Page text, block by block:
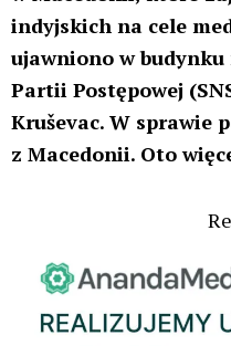
Ostatnio popularne
Kraków: Właściciel
suszu konopi
podwójna rejestracja i co
Medyczna marihuana –
recenzja (WIDEO)